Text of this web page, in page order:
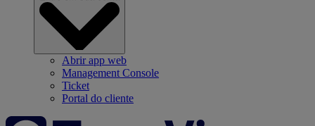
Abrir app web
Management Console
Ticket
Portal do cliente